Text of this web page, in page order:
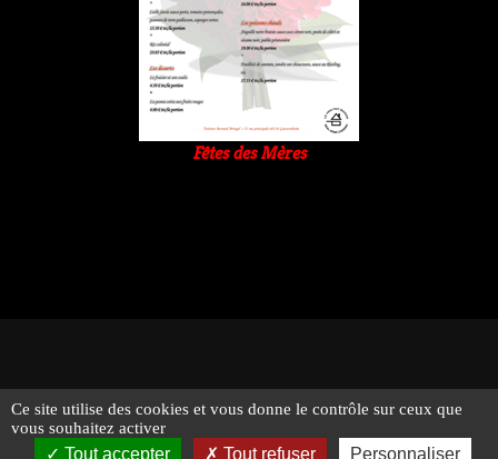
Fêtes des Mères
© 2026 - Traiteur Bernard Bringel - Tous droits réservés -
Mentions légales
Suivez-nous !
Ce site utilise des cookies et vous donne le contrôle sur ceux que
vous souhaitez activer
Tout accepter Tout refuser Personnaliser